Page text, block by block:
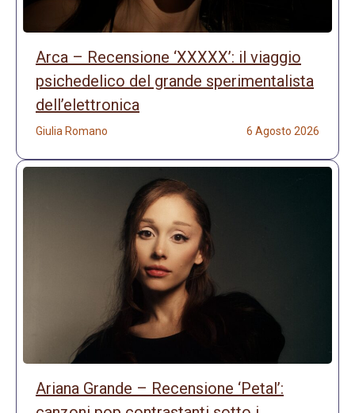
Arca – Recensione ‘XXXXX’: il viaggio
psichedelico del grande sperimentalista
dell’elettronica
Giulia Romano 6 Agosto 2026
Ariana Grande – Recensione ‘Petal’: